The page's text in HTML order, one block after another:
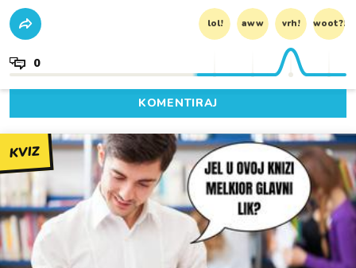
lol! aww vrh! woot?!
0
KOMENTIRAJ
KVIZ